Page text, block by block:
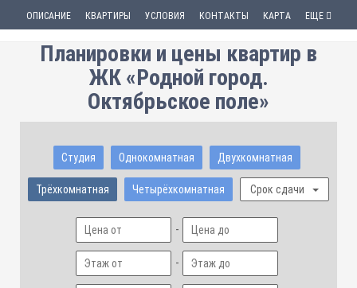
ОПИСАНИЕ КВАРТИРЫ УСЛОВИЯ КОНТАКТЫ КАРТА ЕЩЕ
Планировки и цены квартир в
ЖК «Родной город.
Октябрьское поле»
Студия Однокомнатная Двухкомнатная
Трёхкомнатная Четырёхкомнатная Срок сдачи
-
-